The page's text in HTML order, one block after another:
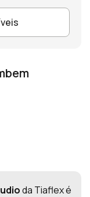
da Tiaflex é